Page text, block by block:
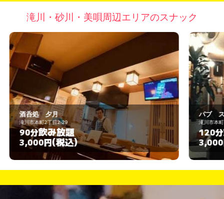
滝川・砂川・美唄周辺エリアのスナック
パブ スナック ダーリン
滝川市本町1丁目3-26
120分飲み放題
3,000円(税込)